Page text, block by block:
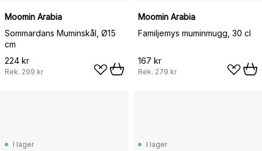
Moomin Arabia
Sommardans Muminskål, Ø15
cm
224 kr
Rek. 299 kr
Moomin Arabia
Familjemys muminmugg, 30 cl
167 kr
Rek. 279 kr
I lager I lager